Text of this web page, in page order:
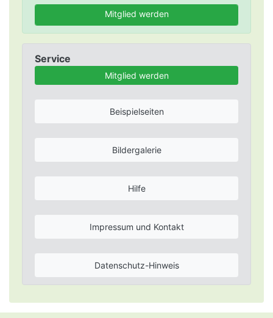
Mitglied werden
Service
Mitglied werden
Beispielseiten
Bildergalerie
Hilfe
Impressum und Kontakt
Datenschutz-Hinweis